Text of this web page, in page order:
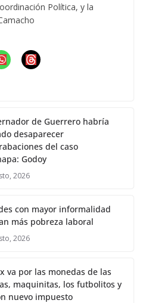
Política, y la
de Guerrero habría
desaparecer
del caso
Godoy
2026
con mayor informalidad
más pobreza laboral
2026
va por las monedas de las
maquinitas, los futbolitos y
nuevo impuesto